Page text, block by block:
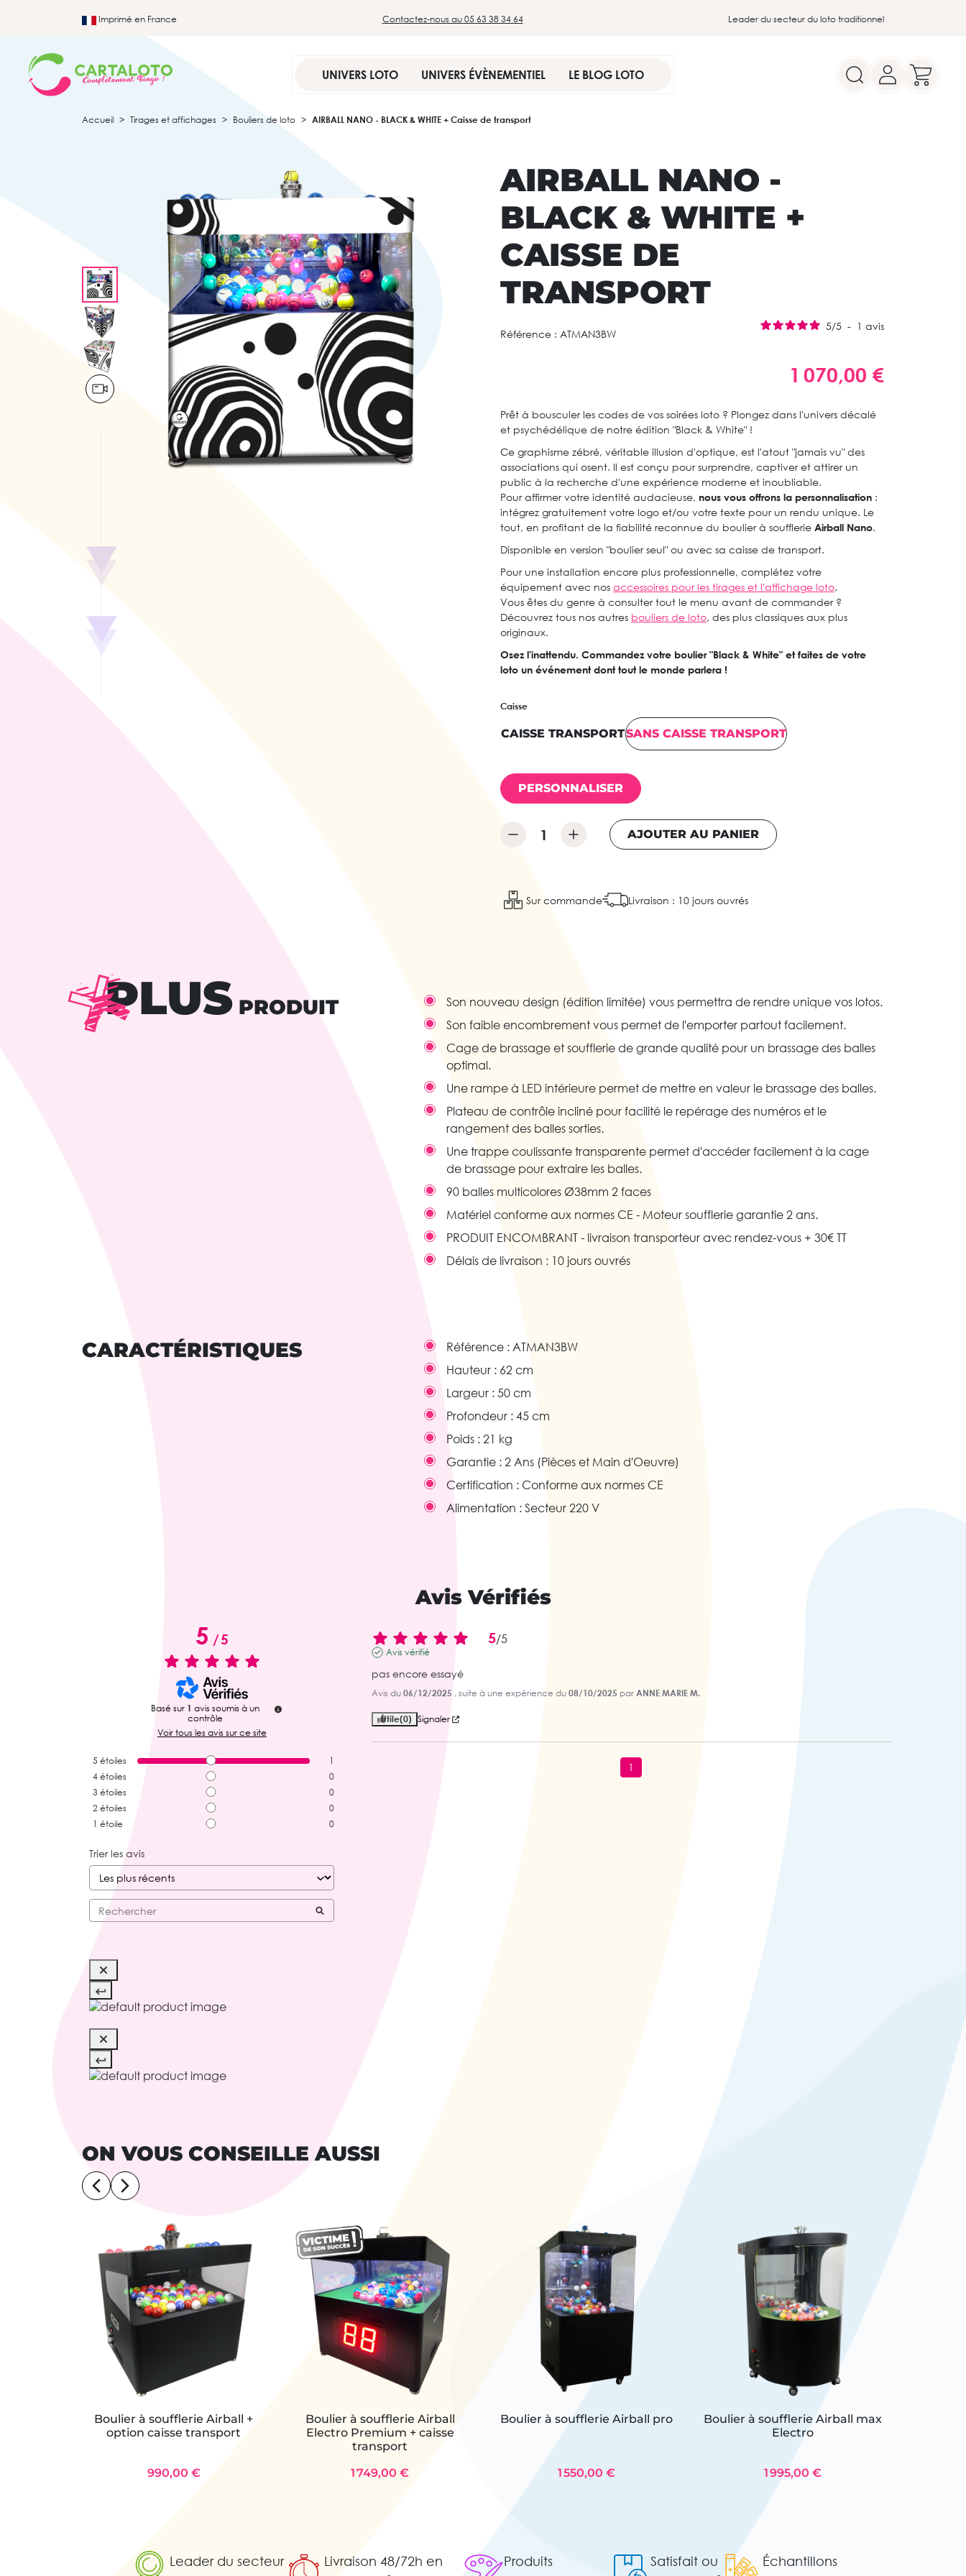
Imprimé en France Contactez-nous au 05 63 38 34 64 Leader du secteur du loto traditionnel
UNIVERS LOTO UNIVERS ÉVÈNEMENTIEL LE BLOG LOTO
Accueil Tirages et affichages Bouliers de loto AIRBALL NANO - BLACK & WHITE + Caisse de transport
AIRBALL NANO -
BLACK & WHITE +
CAISSE DE
TRANSPORT
Référence : ATMAN3BW
5/5 - 1 avis
1 070,00 €
Prêt à bousculer les codes de vos soirées loto ? Plongez dans l'univers décalé
et psychédélique de notre édition "Black & White" !
Ce graphisme zébré, véritable illusion d'optique, est l'atout "jamais vu" des
associations qui osent. Il est conçu pour surprendre, captiver et attirer un
public à la recherche d'une expérience moderne et inoubliable.
Pour affirmer votre identité audacieuse, nous vous offrons la personnalisation :
intégrez gratuitement votre logo et/ou votre texte pour un rendu unique. Le
tout, en profitant de la fiabilité reconnue du boulier à soufflerie Airball Nano.
Disponible en version "boulier seul" ou avec sa caisse de transport.
Pour une installation encore plus professionnelle, complétez votre
équipement avec nos accessoires pour les tirages et l'affichage loto.
Vous êtes du genre à consulter tout le menu avant de commander ?
Découvrez tous nos autres bouliers de loto, des plus classiques aux plus
originaux.
Osez l'inattendu. Commandez votre boulier "Black & White" et faites de votre
loto un événement dont tout le monde parlera !
Caisse
CAISSE TRANSPORTSANS CAISSE TRANSPORT
PERSONNALISER
AJOUTER AU PANIER
Sur commande Livraison : 10 jours ouvrés
PLUS PRODUIT
Son nouveau design (édition limitée) vous permettra de rendre unique vos lotos.
Son faible encombrement vous permet de l'emporter partout facilement.
Cage de brassage et soufflerie de grande qualité pour un brassage des balles
optimal.
Une rampe à LED intérieure permet de mettre en valeur le brassage des balles.
Plateau de contrôle incliné pour facilité le repérage des numéros et le
rangement des balles sorties.
Une trappe coulissante transparente permet d'accéder facilement à la cage
de brassage pour extraire les balles.
90 balles multicolores Ø38mm 2 faces
Matériel conforme aux normes CE - Moteur soufflerie garantie 2 ans.
PRODUIT ENCOMBRANT - livraison transporteur avec rendez-vous + 30€ TT
Délais de livraison : 10 jours ouvrés
CARACTÉRISTIQUES Référence : ATMAN3BW
Hauteur : 62 cm
Largeur : 50 cm
Profondeur : 45 cm
Poids : 21 kg
Garantie : 2 Ans (Pièces et Main d'Oeuvre)
Certification : Conforme aux normes CE
Alimentation : Secteur 220 V
Avis Vérifiés
5/5
Basé sur 1 avis soumis à un
contrôle
Voir tous les avis sur ce site
5 étoiles
1
4 étoiles
0
3 étoiles
0
2 étoiles
0
1 étoile 0
Trier les avis
5/5
Avis vérifié
pas encore essayé
Avis du 06/12/2025 , suite à une expérience du 08/10/2025 par ANNE MARIE M.
Utile(0) Signaler
1
ON VOUS CONSEILLE AUSSI
Boulier à soufflerie Airball +
option caisse transport
990,00 €
Boulier à soufflerie Airball
Electro Premium + caisse
transport
1 749,00 €
Boulier à soufflerie Airball pro
1 550,00 €
Boulier à soufflerie Airball max
Electro
1 995,00 €
Leader du secteur
Livraison 48/72h en
Produits
Satisfait ou
Échantillons